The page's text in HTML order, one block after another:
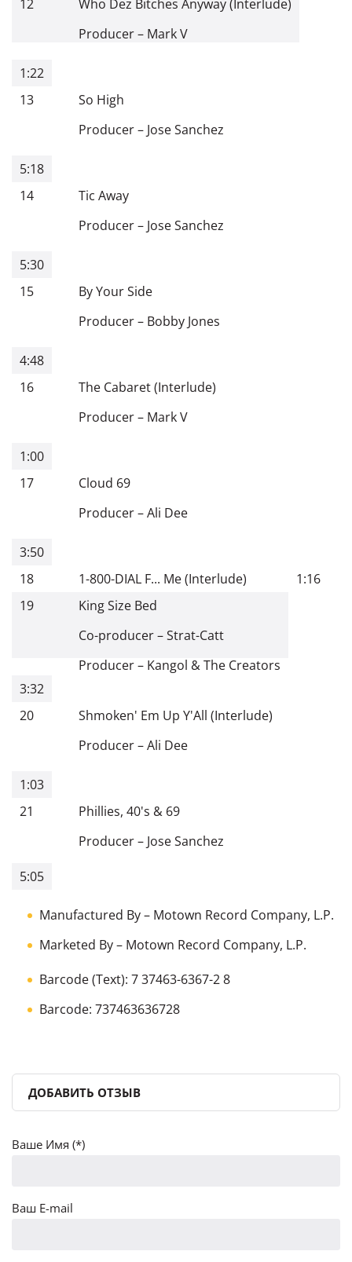
12
Who Dez Bitches Anyway (Interlude)
Producer– Mark V
1:22
13
So High
Producer– Jose Sanchez
5:18
14
Tic Away
Producer– Jose Sanchez
5:30
15
By Your Side
Producer– Bobby Jones
4:48
16
The Cabaret (Interlude)
Producer– Mark V
1:00
17
Cloud 69
Producer–Ali Dee
3:50
18
1-800-DIAL F... Me (Interlude)
1:16
19
King Size Bed
Co-producer–Strat-Catt
Producer– Kangol & The Creators
3:32
20
Shmoken' Em Up Y'All (Interlude)
Producer–Ali Dee
1:03
21
Phillies, 40's & 69
Producer– Jose Sanchez
5:05
Manufactured By– Motown Record Company, L.P.
Marketed By– Motown Record Company, L.P.
Barcode (Text): 7 37463-6367-2 8
Barcode: 737463636728
ДОБАВИТЬ ОТЗЫВ
Ваше Имя (*)
Ваш E-mail